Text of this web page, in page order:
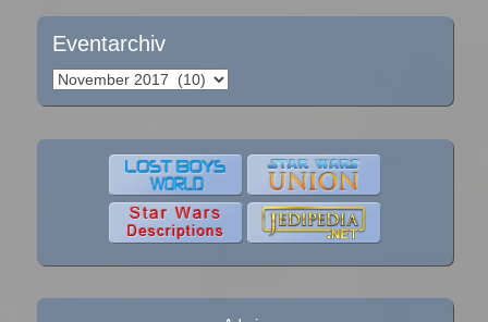
Eventarchiv
Eventarchiv